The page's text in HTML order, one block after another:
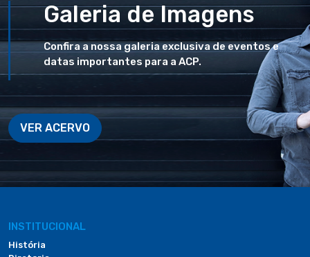
Galeria de Imagens
Confira a nossa galeria exclusiva de eventos e
datas importantes para a ACP.
VER ACERVO
INSTITUCIONAL
História